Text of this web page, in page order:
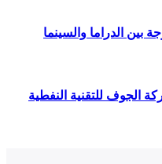
الدراما والسينما
الجوف للتقنية النفطية